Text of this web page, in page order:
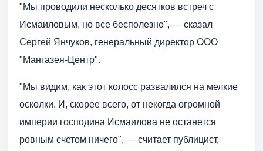
"Мы проводили несколько десятков встреч с
Исмаиловым, но все бесполезно", — сказал
Сергей Янчуков, генеральный директор ООО
"Мангазея-Центр".
"Мы видим, как этот колосс развалился на мелкие
осколки. И, скорее всего, от некогда огромной
империи господина Исмаилова не останется
ровным счетом ничего", — считает публицист,